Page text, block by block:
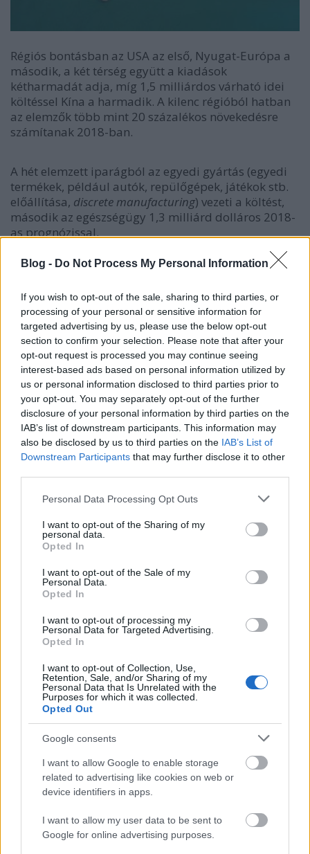
Blog - Do Not Process My Personal Information
If you wish to opt-out of the sale, sharing to third parties, or
processing of your personal or sensitive information for
targeted advertising by us, please use the below opt-out
section to confirm your selection. Please note that after your
opt-out request is processed you may continue seeing
interest-based ads based on personal information utilized by
us or personal information disclosed to third parties prior to
your opt-out. You may separately opt-out of the further
disclosure of your personal information by third parties on the
IAB’s list of downstream participants. This information may
also be disclosed by us to third parties on the IAB’s List of
Downstream Participants that may further disclose it to other
Please note that this website/app uses one or more Google
not limited to your visit or usage behaviour. You may click to
grant or deny consent to Google and its third-party tags to
use your data for below specified purposes in below Google
consent section.
Personal Data Processing Opt Outs
I want to opt-out of the Sharing of my
personal data.
Opted In
I want to opt-out of the Sale of my
Personal Data.
Opted In
I want to opt-out of processing my
Personal Data for Targeted Advertising.
Opted In
I want to opt-out of Collection, Use,
Retention, Sale, and/or Sharing of my
Personal Data that Is Unrelated with the
Purposes for which it was collected.
Opted Out
Google consents
I want to allow Google to enable storage
related to advertising like cookies on web or
device identifiers in apps.
I want to allow my user data to be sent to
Google for online advertising purposes.
Régiós bontásban az USA az első, Nyugat-Európa a
második, a két térség együtt a kiadások
kétharmadát adja, míg 1,5 milliárdos várható idei
költéssel Kína a harmadik. A kilenc régióból hatban
az elemzők több mint 20 százalékos növekedésre
számítanak 2018-ban.
A hét elemzett iparágból az egyedi gyártás (egyedi
termékek, például autók, repülőgépek, játékok stb.
előállítása, discrete manufacturing) vezeti a költést,
második az egészségügy 1,3 milliárd dolláros 2018-
as prognózissal.
A trendet több masszív ipari projekt erősíti, köztük a
Lockhead Martin additív gyártásnak is otthont adó
fejlett műholdgyártással foglalkozó új központja,
orvosi szektor egyik legnagyobb tavalyi beruházása
az amerikai Nemzeti Egészségügyi Intézet 6,25
központja volt.
növekedés (CAGR) az egészségügyben várható;
szövetek, szervek és csontok nyomtatása, illetve
bionyomtatása vezeti a sort.
A 3DP megoldások bőven túlnőttek a
prototípuskészítésen, és több iparágban elterjedtek. A
3D nyomtatás mainstreammé válásával a következő öt
évben jelentős növekedés várható termékrészek,
végfelhasználói részek és orvosi segédeszközök
szabott megoldásokkal 2021-ig megduplázódhatnak az
egészségügyi költések”– nyilatkozta Marianne